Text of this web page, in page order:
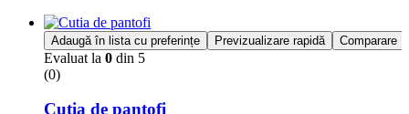
Adaugă în lista cu preferințe Previzualizare rapidă Comparare
Evaluat la 0 din 5
(0)
Cutia de pantofi